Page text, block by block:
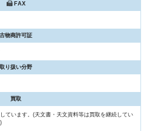
FAX
古物商許可証
取り扱い分野
買取
ています。(天文書・天文資料等は買取を継続してい